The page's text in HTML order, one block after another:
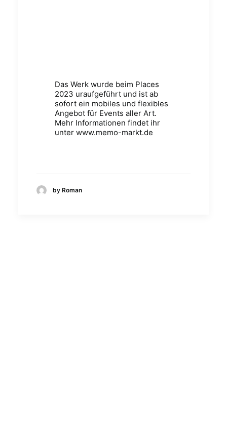
Das Werk wurde beim Places
2023 uraufgeführt und ist ab
sofort ein mobiles und flexibles
Angebot für Events aller Art.
Mehr Informationen findet ihr
unter www.memo-markt.de
by Roman